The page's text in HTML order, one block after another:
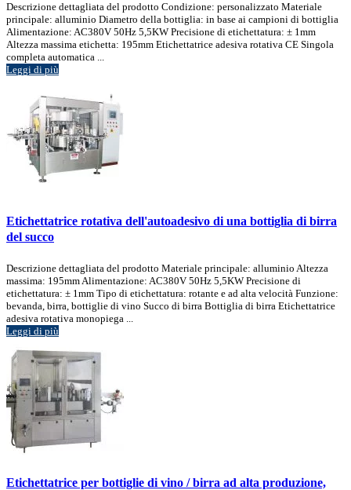
Descrizione dettagliata del prodotto Condizione: personalizzato Materiale
principale: alluminio Diametro della bottiglia: in base ai campioni di bottiglia
Alimentazione: AC380V 50Hz 5,5KW Precisione di etichettatura: ± 1mm
Altezza massima etichetta: 195mm Etichettatrice adesiva rotativa CE Singola
completa automatica ...
Leggi di più
Etichettatrice rotativa dell'autoadesivo di una bottiglia di birra
del succo
Descrizione dettagliata del prodotto Materiale principale: alluminio Altezza
massima: 195mm Alimentazione: AC380V 50Hz 5,5KW Precisione di
etichettatura: ± 1mm Tipo di etichettatura: rotante e ad alta velocità Funzione:
bevanda, birra, bottiglie di vino Succo di birra Bottiglia di birra Etichettatrice
adesiva rotativa monopiega ...
Leggi di più
Etichettatrice per bottiglie di vino / birra ad alta produzione,